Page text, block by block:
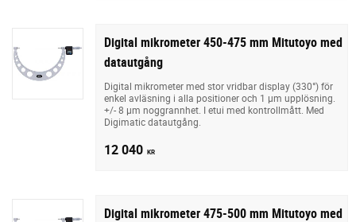
Digital mikrometer 450-475 mm Mitutoyo med
datautgång
Digital mikrometer med stor vridbar display (330°) för
enkel avläsning i alla positioner och 1 µm upplösning.
+/- 8 µm noggrannhet. I etui med kontrollmått. Med
Digimatic datautgång.
12 040 KR
Digital mikrometer 475-500 mm Mitutoyo med